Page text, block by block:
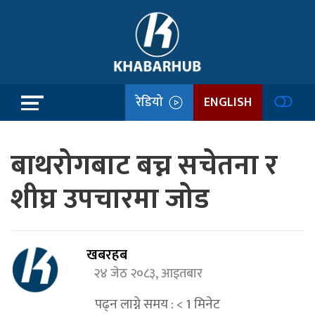
रेडियो ENGLISH
बाथरोगबाट बच्न सचेतना र
शीघ्र उपचारमा जोड
खबरहब
२४ जेठ २०८३, आइतबार
पढ्न लाग्ने समय :< 1मिनेट